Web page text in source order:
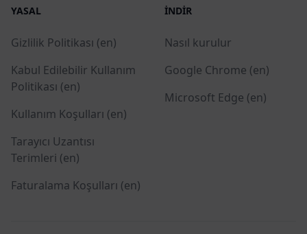
YASAL
Gizlilik Politikası (en)
Kabul Edilebilir Kullanım
Politikası (en)
Kullanım Koşulları (en)
Tarayıcı Uzantısı
Terimleri (en)
Faturalama Koşulları (en)
İNDIR
Nasıl kurulur
Google Chrome (en)
Microsoft Edge (en)